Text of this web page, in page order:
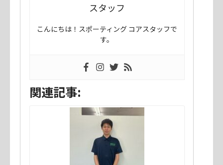
スタッフ
こんにちは！スポーティング コアスタッフで
す。
関連記事: